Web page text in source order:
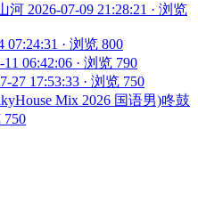
河 2026-07-09 21:28:21 · 浏览
07:24:31 · 浏览 800
11 06:42:06 · 浏览 790
27 17:53:33 · 浏览 750
Mix 2026 国语男)咚鼓
750